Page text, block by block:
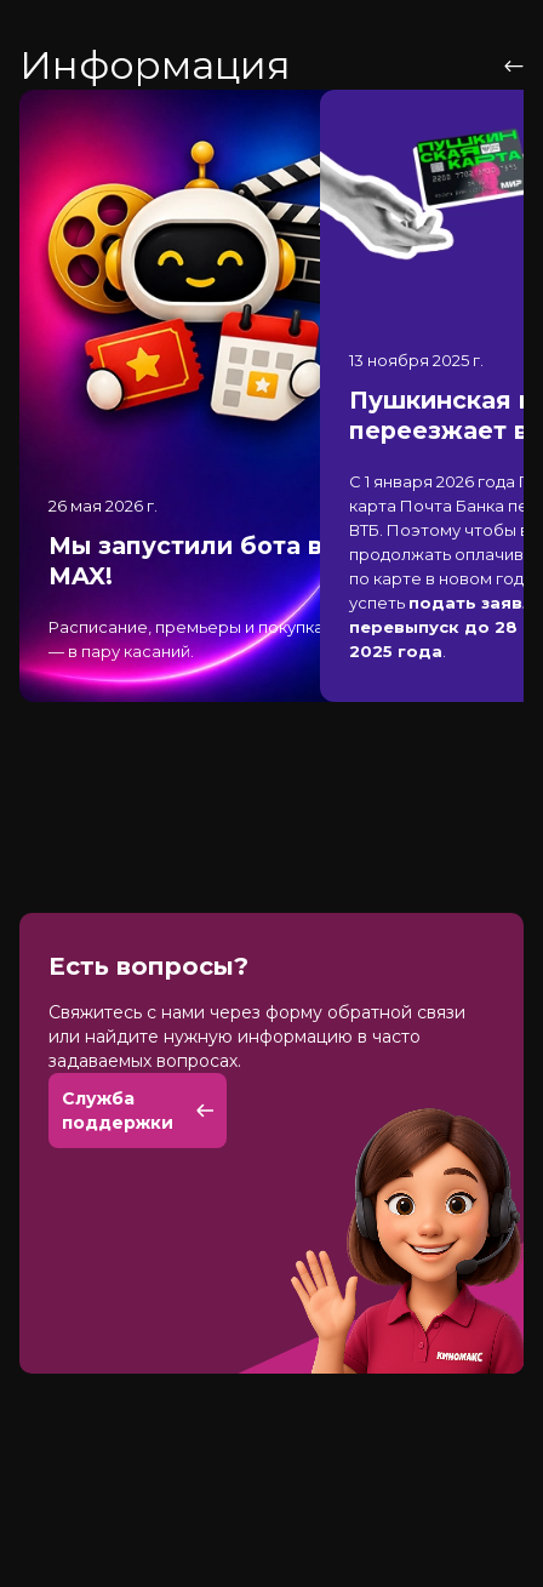
Информация
26 мая 2026 г.
Мы запустили бота в
MAX!
Расписание, премьеры и покупка
— в пару касаний.
13 ноября 2025 г.
Пушкинская
переезжает в
С 1 января 2026 года
карта Почта Банка
ВТБ . Поэтому чтобы
продолжать
по карте в новом
успеть подать
перевыпуск до 28
2025 года
Есть вопросы?
Cвяжитесь с нами через форму обратной связи
или найдите нужную информацию в часто
задаваемых вопросах.
Служба
поддержки